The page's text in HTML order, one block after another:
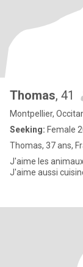
Thomas, 41
Montpellier,
Seeking: Female
Thomas, 37 ans,
J'aime les
J'aime aussi